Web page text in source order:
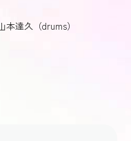
達久（drums）